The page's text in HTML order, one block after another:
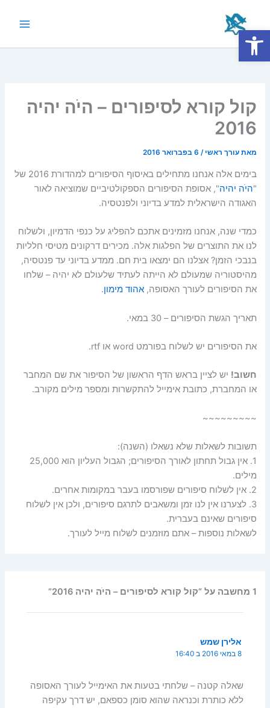
קול קורא לסיפורים – היֹה יהיה
2016
מאתעורך ראשי/ 6 בפברואר 2016
בימים אלה אנחנו מתחילים באיסוף הסיפורים למהדורת 2016 של
"היֹה יהיה", אסופת הסיפורים הספקולטיביים שמוציאה לאור
האגודה הישראלית למדע בדיוני ולפנטסיה.
כמדי שנה, אנחנו מזמינים אתכם להפליג על כנפי הדמיון, ולשלוח
לנו את התוצרים של הפלגות אלה. מכירים דרקונים מטיסי חלליות
בנבכי הזמן? אצלנו הם ימצאו בית חם. ממדע בדיוני עד פנטסיה,
מהיסטוריה שמעולם לא הייתה לעתיד שלעולם לא יהיה – שלחו
את הסיפורים לעורך האסופה,אהוד מימון.
תאריך הגשת הסיפורים – 30 במאי.
את הסיפורים יש לשלוח בפורמט word או rtf.
חשוב! יש לציין בראש הדף הראשון של הסיפור את שם המחבר
או המחברת, כתובת אימייל להתקשרות ומספר מילים מקורב.
~~~~~~~~~
תשובות לשאלות שלא נשאלו (השנה):
1. אין גבול תחתון לאורך הסיפורים; הגבול העליון הוא 25,000
מילים.
2. אין לשלוח סיפורים שפורסמו בעבר במקומות אחרים.
3. לצערנו אין לנו זמן ומשאבים לתרגם סיפורים, ולכן אין לשלוח
סיפורים שאינם בעברית.
לשאלות נוספות – אתם מוזמנים לשלוח מייל לעורך.
1 מחשבה על “קול קורא לסיפורים – היֹה יהיה 2016”
אלירן שמש
8 במאי 2016 ב 16:40
שאלה קטנה – שלחתי בטעות את האימייל לעורך האסופה
ללא כותרת וכנראה שהוא סומן כספאם, יש דרך עקיפה
פתח סרגל נגישות